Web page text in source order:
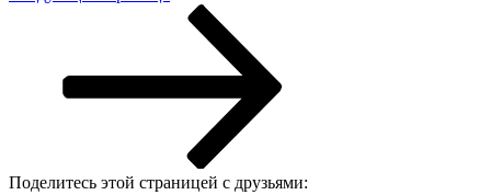
Поделитесь этой страницей с друзьями: